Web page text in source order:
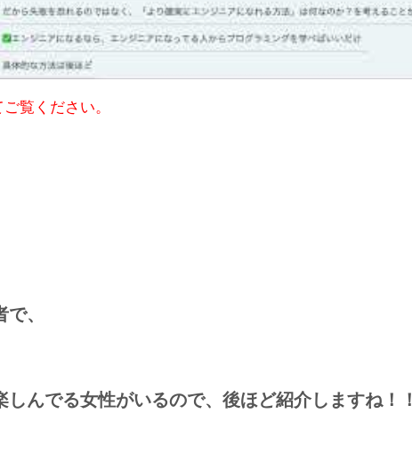
覧ください。
、
んでる女性がいるので、後ほど紹介しますね！！